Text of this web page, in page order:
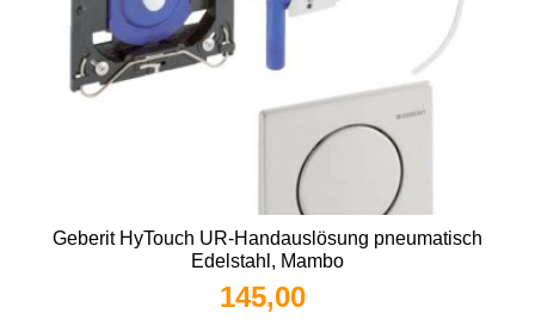
Geberit HyTouch UR-Handauslösung pneumatisch
Edelstahl, Mambo
145,00 